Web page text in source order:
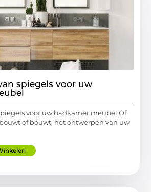
spiegels voor uw
voor uw badkamer meubel Of
of bouwt, het ontwerpen van uw